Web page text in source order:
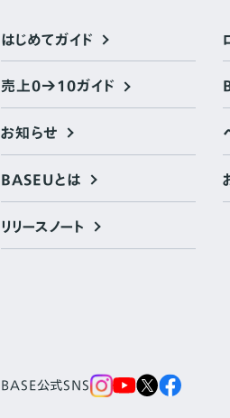
はじめてガイド
売上0→10ガイド
お知らせ
BASEUとは
リリースノート
BASE公式SNS